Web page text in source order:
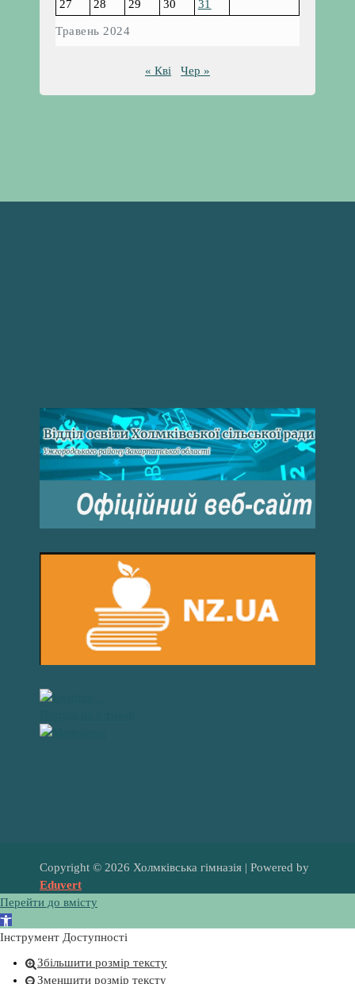
Травень 2024
27
28 29 30 31
« Кві Чер »
Copyright © 2026 Холмківська гімназія | Powered by
Eduvert
Перейти до вмісту
В
іІнструмент Доступності
Збільшити розмір тексту
Зменшити розмір тексту